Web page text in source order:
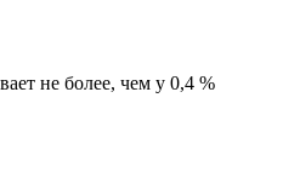
не более, чем у 0,4 %